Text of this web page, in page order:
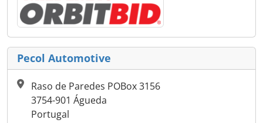
Pecol Automotive
Raso de Paredes POBox 3156
3754-901 Águeda
Portugal